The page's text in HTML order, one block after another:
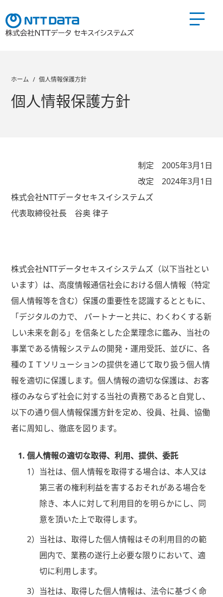
製品とサービス
会社情報TOP
事業内容
事業内容
ニュース
採用情報
お問い合わせ
ホーム 個人情報保護方針
個人情報保護方針
制定 2005年3月1日
改定 2024年3月1日
株式会社NTTデータセキスイシステムズ
代表取締役社長 谷奥 律子
株式会社NTTデータセキスイシステムズ（以下当社とい
います）は、高度情報通信社会における個人情報（特定
個人情報等を含む）保護の重要性を認識するとともに、
「デジタルの力で、 パートナーと共に、わくわくする新
しい未来を創る」を信条とした企業理念に鑑み、当社の
事業である情報システムの開発・運用受託、並びに、各
種のＩＴソリューションの提供を通じて取り扱う個人情
報を適切に保護します。個人情報の適切な保護は、お客
様のみならず社会に対する当社の責務であると自覚し、
以下の通り個人情報保護方針を定め、役員、社員、協働
者に周知し、徹底を図ります。
個人情報の適切な取得、利用、提供、委託
1） 当社は、個人情報を取得する場合は、本人又は
第三者の権利利益を害するおそれがある場合を
除き、本人に対して利用目的を明らかにし、同
意を頂いた上で取得します。
2） 当社は、取得した個人情報はその利用目的の範
囲内で、業務の遂行上必要な限りにおいて、適
切に利用します。
3） 当社は、取得した個人情報は、法令に基づく命